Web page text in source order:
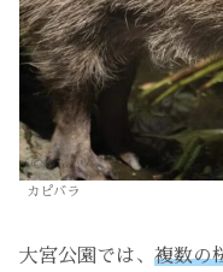
カピバラ
大宮公園では、 複数の